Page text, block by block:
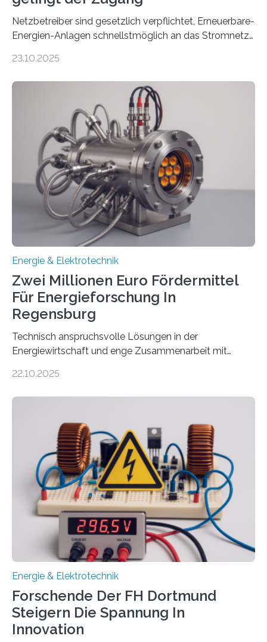
Netzbetreiber sind gesetzlich verpflichtet, Erneuerbare-
Energien-Anlagen schnellstmöglich an das Stromnetz
ermöglichen. Doch der dafür nötige Netzausbau hinkt
einem „Anschlussstau“. Die Stiftung
Umweltenergierecht hat den Rechtsrahmen in einem
neuen Bericht für die Praxis eingeordnet – inklusive der
Rolle von flexiblen Netzanschlussvereinbarungen. Der
Netzanschluss von Erneuerbare-Energien-Anlagen
(EE-Anlagen) ist entscheidend für die Energiewende.
Denn ohne Anschluss an das Netz kann kein Strom
eingespeist werden. Nach dem Erneuerbare-Energien-
Gesetz (EEG) sind Netzbetreiber…
23.10.2025
Energie & Elektrotechnik
Zwei Millionen Euro Fördermittel
Für Energieforschung In
Regensburg
Technisch anspruchsvolle Lösungen in der
Energiewirtschaft und enge Zusammenarbeit mit
neuen EU-geförderten Transfer-Projekte zu
Energietechnologien werden vom Europäischen
Sozialfonds Plus (ESF+) gefördert – mit einer
Gesamtsumme von mehr als zwei Millionen Euro.
Damit zählt die Hochschule zu den großen
Gewinnerinnen der aktuellen Förderrunde des
Bayerischen Wissenschaftsministeriums. Im
Mittelpunkt steht der direkte Wissenstransfer: Neue
wissenschaftliche Erkenntnisse sollen rasch in die
22.10.2025
Energie & Elektrotechnik
Forschende Der FH Dortmund
Steigern Die Spannung In
Innovation